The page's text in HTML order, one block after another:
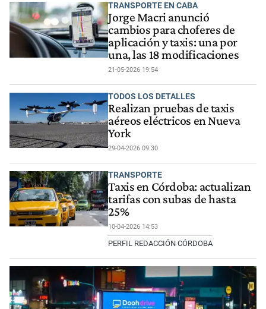
TRANSPORTE EN CABA
Jorge Macri anunció
cambios para choferes de
aplicación y taxis: una por
una, las 18 modificaciones
21-05-2026 19:54
TODOS LOS DETALLES
Realizan pruebas de taxis
aéreos eléctricos en Nueva
York
29-04-2026 09:30
TRANSPORTE
Taxis en Córdoba: actualizan
tarifas con subas de hasta
25%
10-04-2026 14:53
PERFIL REDACCIÓN CÓRDOBA